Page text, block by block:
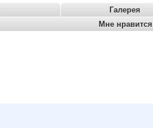
Галерея
Мне нравится